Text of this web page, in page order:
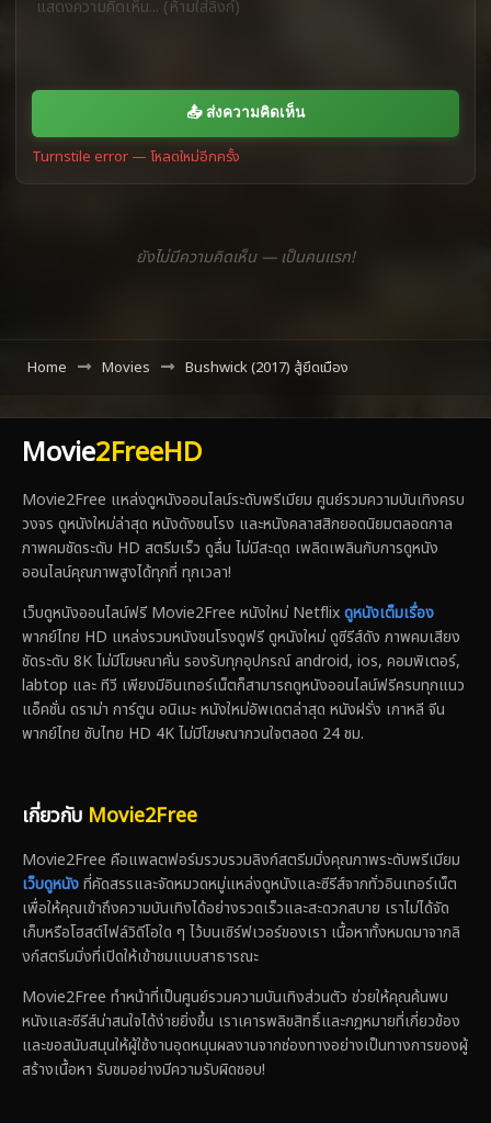
📤 ส่งความคิดเห็น
Turnstile error — โหลดใหม่อีกครั้ง
ยังไม่มีความคิดเห็น — เป็นคนแรก!
Home Movies Bushwick (2017) สู้ยึดเมือง
Movie2FreeHD
Movie2Free แหล่งดูหนังออนไลน์ระดับพรีเมียม ศูนย์รวมความบันเทิงครบ
วงจร ดูหนังใหม่ล่าสุด หนังดังชนโรง และหนังคลาสสิกยอดนิยมตลอดกาล
ภาพคมชัดระดับ HD สตรีมเร็ว ดูลื่น ไม่มีสะดุด เพลิดเพลินกับการดูหนัง
ออนไลน์คุณภาพสูงได้ทุกที่ ทุกเวลา!
เว็บดูหนังออนไลน์ฟรี Movie2Free หนังใหม่ Netflixดูหนังเต็มเรื่อง
พากย์ไทย HD แหล่งรวมหนังชนโรงดูฟรี ดูหนังใหม่ ดูซีรีส์ดัง ภาพคมเสียง
ชัดระดับ 8K ไม่มีโฆษณาคั่น รองรับทุกอุปกรณ์ android, ios, คอมพิเตอร์,
labtop และ ทีวี เพียงมีอินเทอร์เน็ตก็สามารถดูหนังออนไลน์ฟรีครบทุกแนว
แอ็คชั่น ดราม่า การ์ตูน อนิเมะ หนังใหม่อัพเดตล่าสุด หนังฝรั่ง เกาหลี จีน
พากย์ไทย ซับไทย HD 4K ไม่มีโฆษณากวนใจตลอด 24 ชม.
เกี่ยวกับ Movie2Free
Movie2Free คือแพลตฟอร์มรวบรวมลิงก์สตรีมมิ่งคุณภาพระดับพรีเมียม
เว็บดูหนังที่คัดสรรและจัดหมวดหมู่แหล่งดูหนังและซีรีส์จากทั่วอินเทอร์เน็ต
เพื่อให้คุณเข้าถึงความบันเทิงได้อย่างรวดเร็วและสะดวกสบาย เราไม่ได้จัด
เก็บหรือโฮสต์ไฟล์วิดีโอใด ๆ ไว้บนเซิร์ฟเวอร์ของเรา เนื้อหาทั้งหมดมาจากลิ
งก์สตรีมมิ่งที่เปิดให้เข้าชมแบบสาธารณะ
Movie2Free ทำหน้าที่เป็นศูนย์รวมความบันเทิงส่วนตัว ช่วยให้คุณค้นพบ
หนังและซีรีส์น่าสนใจได้ง่ายยิ่งขึ้น เราเคารพลิขสิทธิ์และกฎหมายที่เกี่ยวข้อง
และขอสนับสนุนให้ผู้ใช้งานอุดหนุนผลงานจากช่องทางอย่างเป็นทางการของผู้
สร้างเนื้อหา รับชมอย่างมีความรับผิดชอบ!